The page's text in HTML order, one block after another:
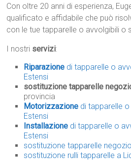
Con oltre 20 anni di esperienza,
qualificato e affidabile che può
con le tue tapparelle o avvolgibili o
I nostri servizi:
Riparazione di tapparelle o
Estensi
sostituzione tapparelle
provincia
Motorizzazione di tapparelle
Estensi
Installazione di tapparelle o
Estensi
sostituzione tapparelle
sostituzione rulli tapparelle a